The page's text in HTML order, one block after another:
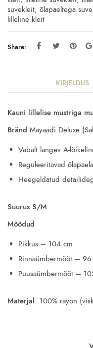
suvekleit, õlapaeltega
lilleline kleit
Share:
KIRJELDUS
Kauni lillelise mustriga
Bränd Mayaadi Deluxe
Vabalt langev A-
Reguleeritavad
Heegeldatud
Suurus S/M
Mõõdud
Pikkus – 104 cm
Rinnaümbermõõt – 96
Puusaümbermõõt –
Materjal: 100% rayon